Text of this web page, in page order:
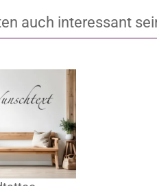
auch interessant